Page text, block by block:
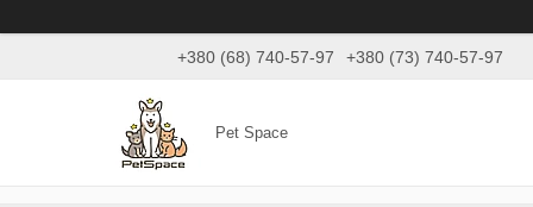
+380 (68) 740-57-97 +380 (73) 740-57-97
Pet Space